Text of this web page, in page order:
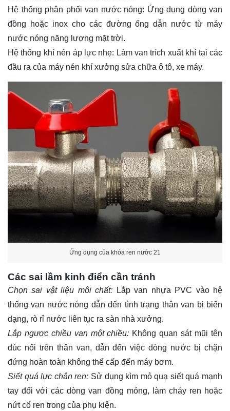
Hệ thống phân phối van nước nóng: Ứng dụng dòng van
đồng hoặc inox cho các đường ống dẫn nước từ máy
nước nóng năng lượng mặt trời.
Hệ thống khí nén áp lực nhẹ: Làm van trích xuất khí tại các
đầu ra của máy nén khí xưởng sửa chữa ô tô, xe máy.
Ứng dụng của khóa ren nước 21
Các sai lầm kinh điển cần tránh
Chọn sai vật liệu môi chất: Lắp van nhựa PVC vào hệ
thống van nước nóng dẫn đến tình trạng thân van bị biến
dạng, rò rỉ nước liên tục ra sàn nhà xưởng.
Lắp ngược chiều van một chiều: Không quan sát mũi tên
đúc nổi trên thân van, dẫn đến việc dòng nước bị chặn
đứng hoàn toàn không thể cấp đến máy bơm.
Siết quá lực chân ren: Sử dụng kìm mỏ quạ siết quá mạnh
tay đối với các dòng van đồng mỏng, làm cháy ren hoặc
nứt cổ ren trong của phụ kiện.